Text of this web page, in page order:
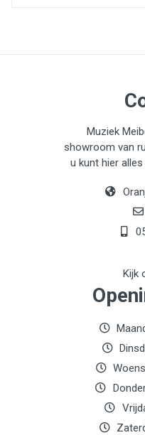
Muziek
showroom van
u kunt hier
Kijk